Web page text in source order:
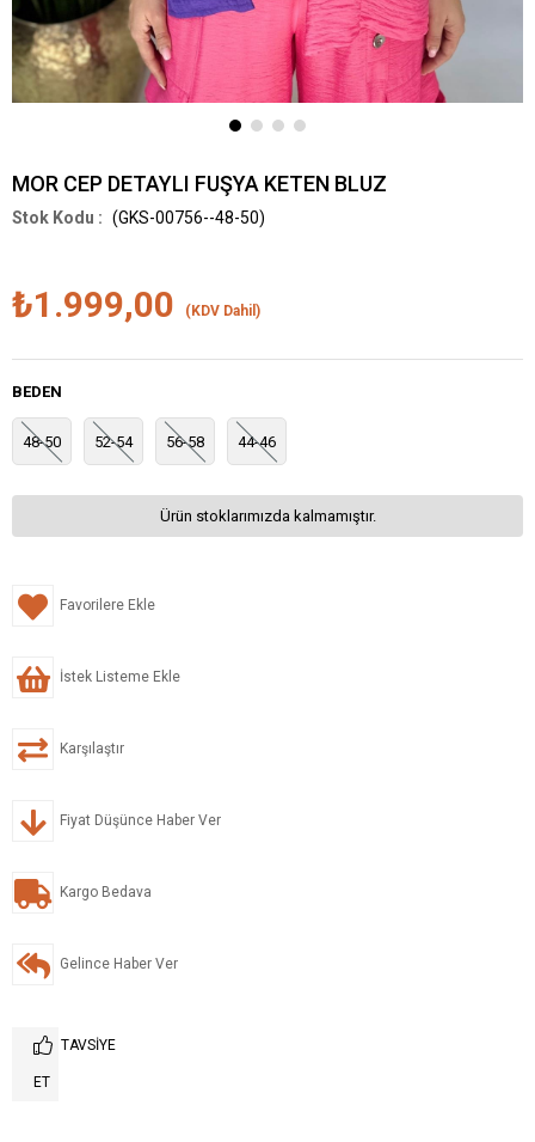
MOR CEP DETAYLI FUŞYA KETEN BLUZ
(GKS-00756--48-50)
₺1.999,00 (KDV Dahil)
BEDEN
48-50 52-54 56-58 44-46
Ürün stoklarımızda kalmamıştır.
Favorilere Ekle
İstek Listeme Ekle
Karşılaştır
Fiyat Düşünce Haber Ver
Kargo Bedava
Gelince Haber Ver
TAVSIYE
ET